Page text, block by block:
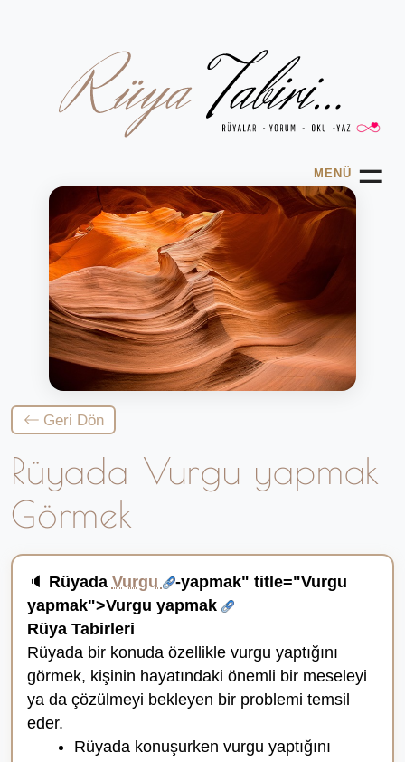
MENÜ ☰
Geri Dön
Rüyada Vurgu yapmak
Görmek
🔈 Rüyada Vurgu
-yapmak" title="Vurgu
yapmak">Vurgu yapmak
Rüya Tabirleri
Rüyada bir konuda özellikle vurgu yaptığını
görmek, kişinin hayatındaki önemli bir meseleyi
ya da çözülmeyi bekleyen bir problemi temsil
eder.
Rüyada konuşurken vurgu yaptığını